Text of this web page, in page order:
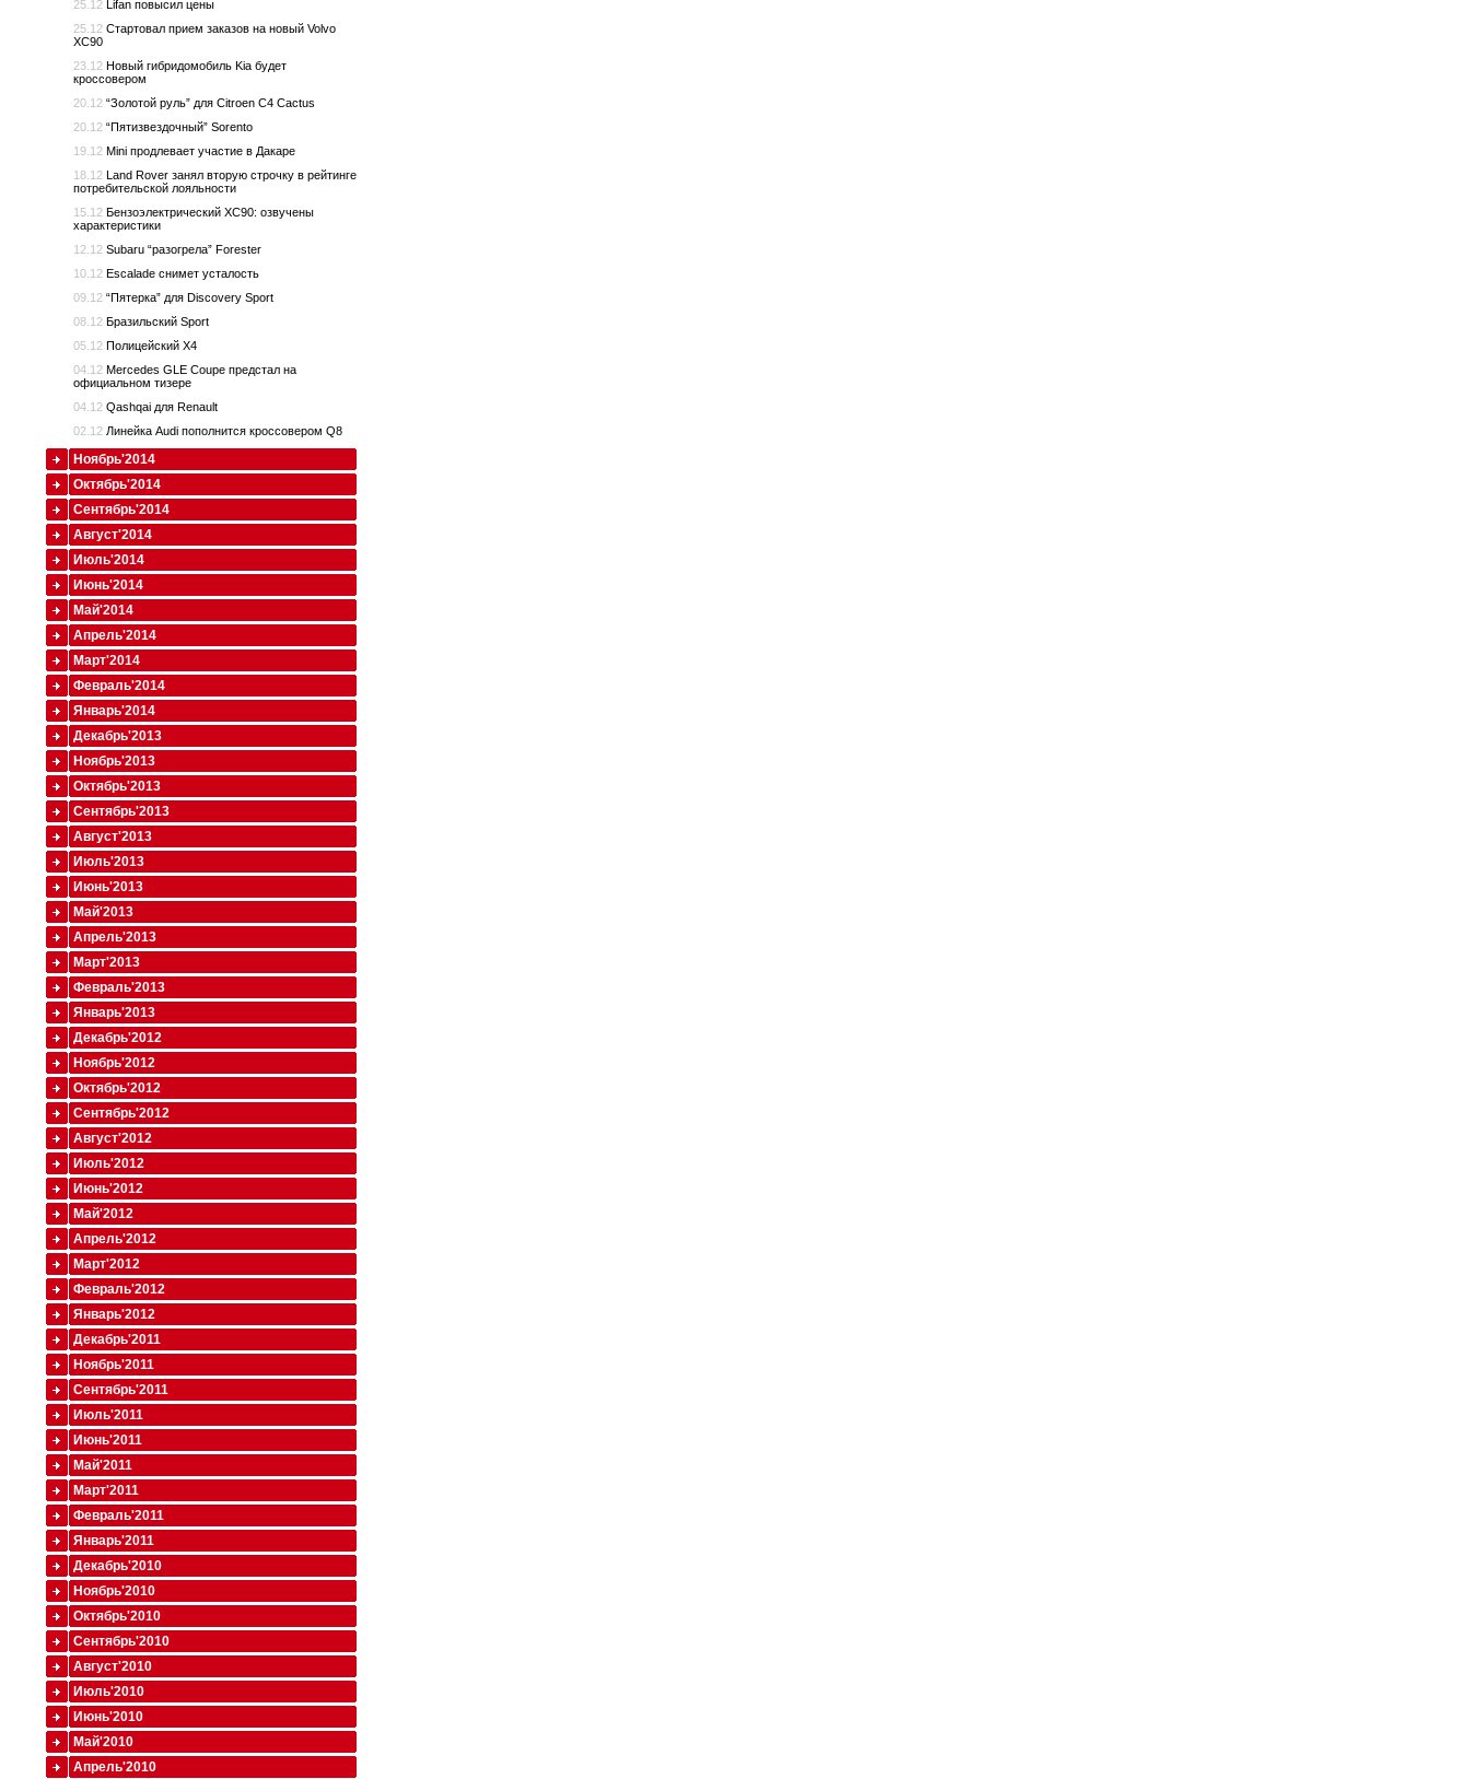
25.12 Lifan повысил цены
25.12 Стартовал прием заказов на новый Volvo
XC90
23.12 Новый гибридомобиль Kia будет
кроссовером
20.12 “Золотой руль” для Citroen C4 Cactus
20.12 “Пятизвездочный” Sorento
19.12 Mini продлевает участие в Дакаре
18.12 Land Rover занял вторую строчку в рейтинге
потребительской лояльности
15.12 Бензоэлектрический XC90: озвучены
характеристики
12.12 Subaru “разогрела” Forester
10.12 Escalade снимет усталость
09.12 “Пятерка” для Discovery Sport
08.12 Бразильский Sport
05.12 Полицейский X4
04.12 Mercedes GLE Coupe предстал на
официальном тизере
04.12 Qashqai для Renault
02.12 Линейка Audi пополнится кроссовером Q8
Ноябрь'2014
Октябрь'2014
Сентябрь'2014
Август'2014
Июль'2014
Июнь'2014
Май'2014
Апрель'2014
Март'2014
Февраль'2014
Январь'2014
Декабрь'2013
Ноябрь'2013
Октябрь'2013
Сентябрь'2013
Август'2013
Июль'2013
Июнь'2013
Май'2013
Апрель'2013
Март'2013
Февраль'2013
Январь'2013
Декабрь'2012
Ноябрь'2012
Октябрь'2012
Сентябрь'2012
Август'2012
Июль'2012
Июнь'2012
Май'2012
Апрель'2012
Март'2012
Февраль'2012
Январь'2012
Декабрь'2011
Ноябрь'2011
Сентябрь'2011
Июль'2011
Июнь'2011
Май'2011
Март'2011
Февраль'2011
Январь'2011
Декабрь'2010
Ноябрь'2010
Октябрь'2010
Сентябрь'2010
Август'2010
Июль'2010
Июнь'2010
Май'2010
Апрель'2010